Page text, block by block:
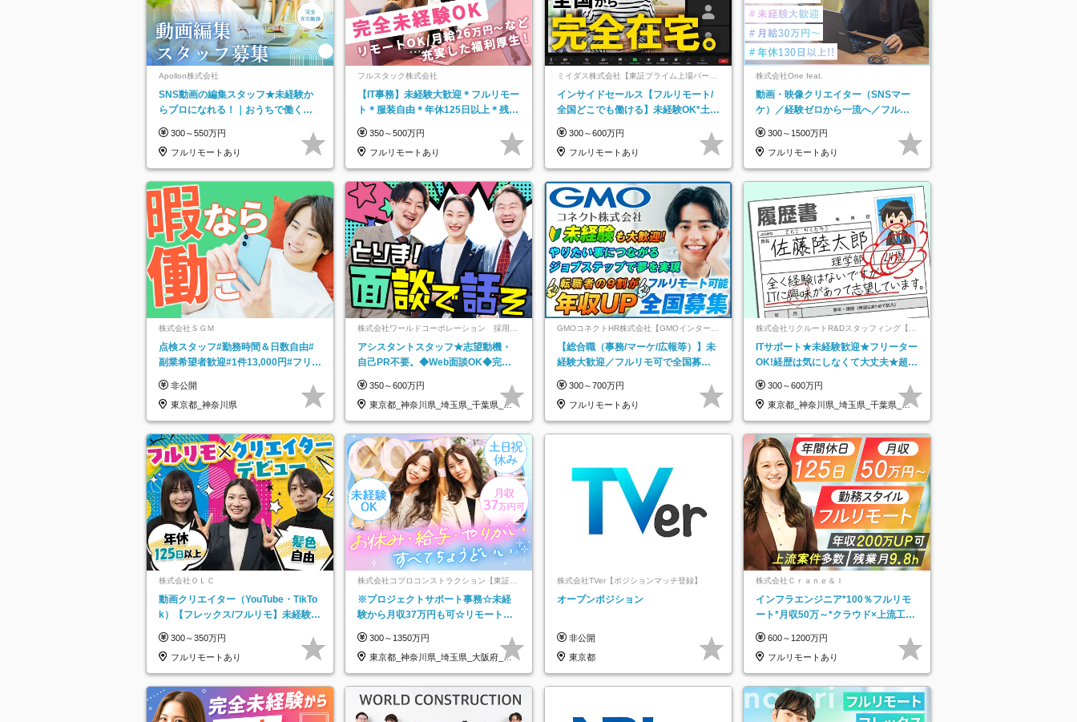
Apollon株式会社
SNS動画の編集スタッフ★未経験か
らプロになれる！｜おうちで働くフ
300～550万円
フルリモートあり
フルスタック株式会社
【IT事務】未経験大歓迎＊フルリモー
ト＊服装自由＊年休125日以上＊残業
350～500万円
フルリモートあり
ミイダス株式会社【東証プライム上場パーソ
インサイドセールス【フルリモート/
全国どこでも働ける】未経験OK*土日
300～600万円
フルリモートあり
株式会社One feat.
動画・映像クリエイター（SNSマー
ケ）／経験ゼロから一流へ／フルリ
日以上
300～1500万円
フルリモートあり
株式会社ＳＧＭ
点検スタッフ#勤務時間＆日数自由#
副業希望者歓迎#1件13,000円#フリー
非公開
東京都_神奈川県
株式会社ワールドコーポレーション 採用事
アシスタントスタッフ★志望動機・
自己PR不要。◆Web面談OK◆完全
350～600万円
東京都_神奈川県_埼玉県_千葉県_大
阪府…
GMOコネクトHR株式会社【GMOインターネ
ットグループ】
【総合職（事務/マーケ/広報等）】未
経験大歓迎／フルリモ可で全国募
★
300～700万円
フルリモートあり
株式会社リクルートR&Dスタッフィング【リ
クルートグループ】
ITサポート★未経験歓迎★フリーター
OK!経歴は気にしなくて大丈夫★超大
300～600万円
東京都_神奈川県_埼玉県_千葉県_大
阪府…
株式会社ＯＬＣ
動画クリエイター（YouTube・TikTo
k）【フレックス/フルリモ】未経験O
300～350万円
フルリモートあり
株式会社コプロコンストラクション【東証プ
ライム上場コプロ・ホールディングス子会
社】
※プロジェクトサポート事務☆未経
験から月収37万円も可☆リモート研
b
300～1350万円
東京都_神奈川県_埼玉県_大阪府_愛
知県…
株式会社TVer【ポジションマッチ登録】
オープンポジション
非公開
東京都
株式会社Ｃｒａｎｅ＆Ｉ
インフラエンジニア*100％フルリモ
ート*月収50万～*クラウド×上流工程
600～1200万円
フルリモートあり